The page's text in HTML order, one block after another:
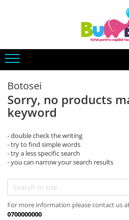
Arte si indemanare
Desen
Machete
Seturi creative
Back To School
Cuburi constructie
Jucarii bebe
Jucarie din plus
Jucarii muzicale
Jucarii pentru Baie
Jucarii de exterior
Jucarii de rol
Accesorii baie
Siguranta
Accesorii carucioare
Balansoare
Genti
Containere lapte praf
Seturi pentru masa
Sterilizatoare
Igiena si Sanatate
Accesorii igiena
Umidificatoare si purificatoare
Body
Botosei
Sorry, no products
keyword
- double check the writing
- try to find simple words
- try a less specific search
- you can narrow your search results
For more information please contact us
0700000000